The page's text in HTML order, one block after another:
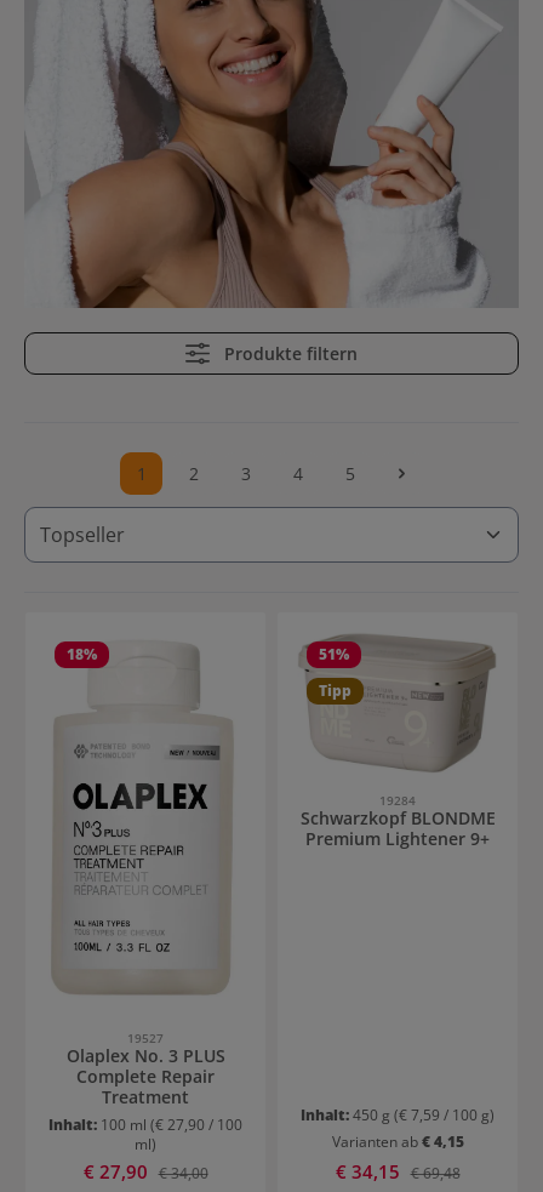
Produkte filtern
Seite
1 Seite
2 Seite
3 Seite
4 Seite
5
18%
19527
Olaplex No. 3 PLUS
Complete Repair
Treatment
Inhalt: 100 ml (€ 27,90 / 100
ml)
Verkaufspreis:
€ 27,90 Regulärer Preis:
€ 34,00
51%
Tipp
19284
Schwarzkopf BLONDME
Premium Lightener 9+
Inhalt:450 g (€ 7,59 / 100 g)
Varianten ab€ 4,15
Verkaufspreis:
€ 34,15 Regulärer Preis:
€ 69,48